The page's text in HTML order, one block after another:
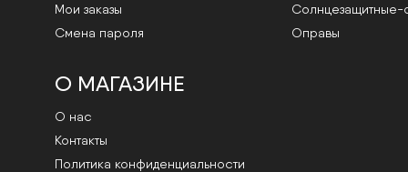
Мои заказы
Смена пароля
Cолнцезащитные-
Оправы
О МАГАЗИНЕ
О нас
Контакты
Политика конфиденциальности